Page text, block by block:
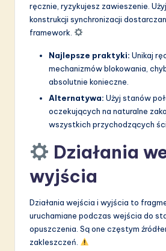
ręcznie, ryzykujesz zawieszenie.
konstrukcji synchronizacji
framework.
Najlepsze praktyki: Unikaj
mechanizmów blokowania,
absolutnie konieczne.
Alternatywa: Użyj stanów
oczekujących na naturalne
wszystkich przychodzących
Działania
wyjścia
Działania wejścia i wyjścia to
uruchamiane podczas wejścia do
opuszczenia. Są one częstym
zakleszczeń.